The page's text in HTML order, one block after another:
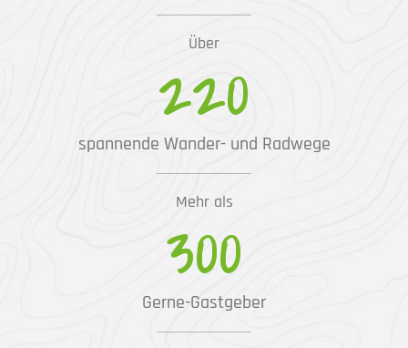
Über
220
spannende Wander- und Radwege
Mehr als
300
Gerne-Gastgeber